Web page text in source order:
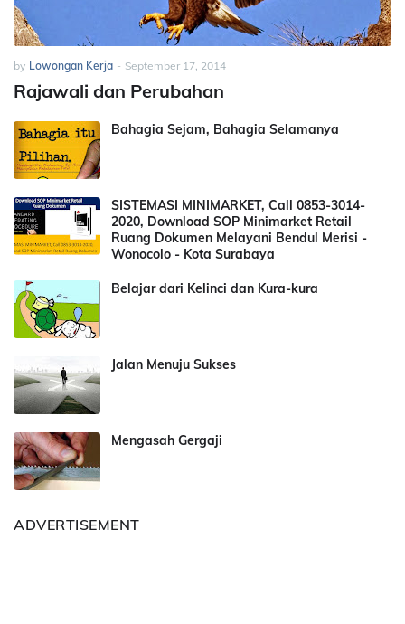
by Lowongan Kerja - September 17, 2014
Rajawali dan Perubahan
Bahagia Sejam, Bahagia Selamanya
SISTEMASI MINIMARKET, Call 0853-3014-
2020, Download SOP Minimarket Retail
Ruang Dokumen Melayani Bendul Merisi -
Wonocolo - Kota Surabaya
Belajar dari Kelinci dan Kura-kura
Jalan Menuju Sukses
Mengasah Gergaji
ADVERTISEMENT